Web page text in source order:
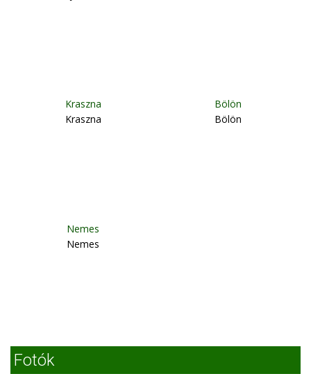
Kraszna
Kraszna
Bölön
Bölön
Nemes
Nemes
Fotók